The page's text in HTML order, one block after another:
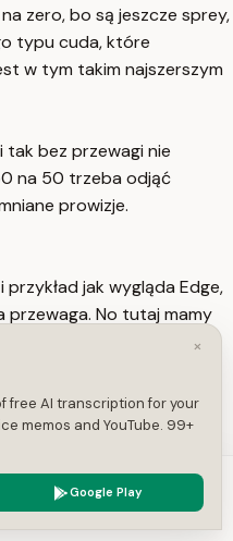
zero, bo są jeszcze sprey,
typu cuda, które
w tym takim najszerszym
bez przewagi nie
na 50 trzeba odjąć
prowizje.
jak wygląda Edge,
przewaga. No tutaj mamy
30% razy, czyli
mylić często, ale na
30
w tym momencie nasza
ponownie mamy sytuację,
zarabiamy na trade,
×
free AI transcription for your
memos and YouTube. 99+
Google Play